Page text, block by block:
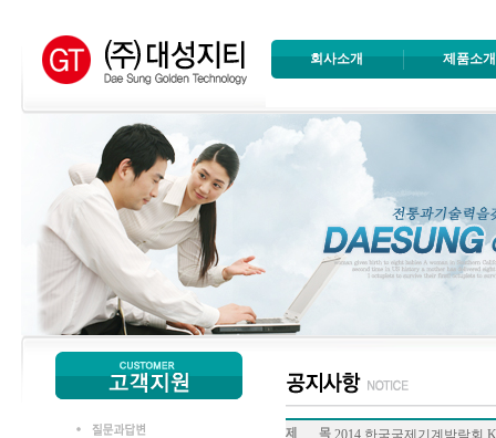
회사소개 제품소개
2014 한국국제기계박람회